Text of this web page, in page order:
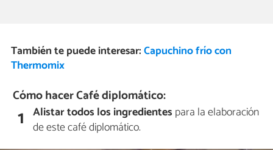
También te puede interesar:Capuchino frío con
Thermomix
Cómo hacer Café diplomático:
1 Alistar todos los ingredientes para la elaboración
de este café diplomático.